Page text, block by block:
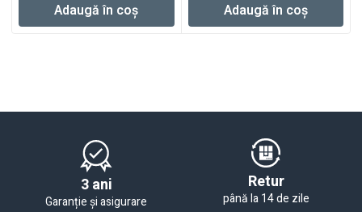
Adaugă în coș
Adaugă în coș
3 ani
Garanție și asigurare
Retur
până la 14 de zile